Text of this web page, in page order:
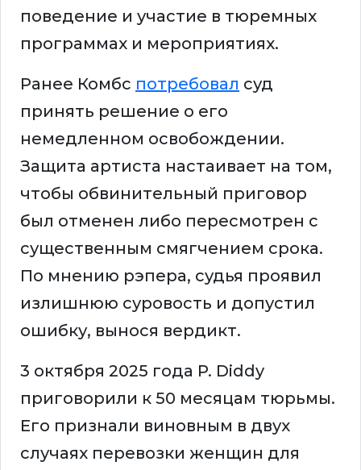
поведение и участие в тюремных
программах и мероприятиях.
Ранее Комбс потребовал суд
принять решение о его
немедленном освобождении.
Защита артиста настаивает на том,
чтобы обвинительный приговор
был отменен либо пересмотрен с
существенным смягчением срока.
По мнению рэпера, судья проявил
излишнюю суровость и допустил
ошибку, вынося вердикт.
3 октября 2025 года P. Diddy
приговорили к 50 месяцам тюрьмы.
Его признали виновным в двух
случаях перевозки женщин для